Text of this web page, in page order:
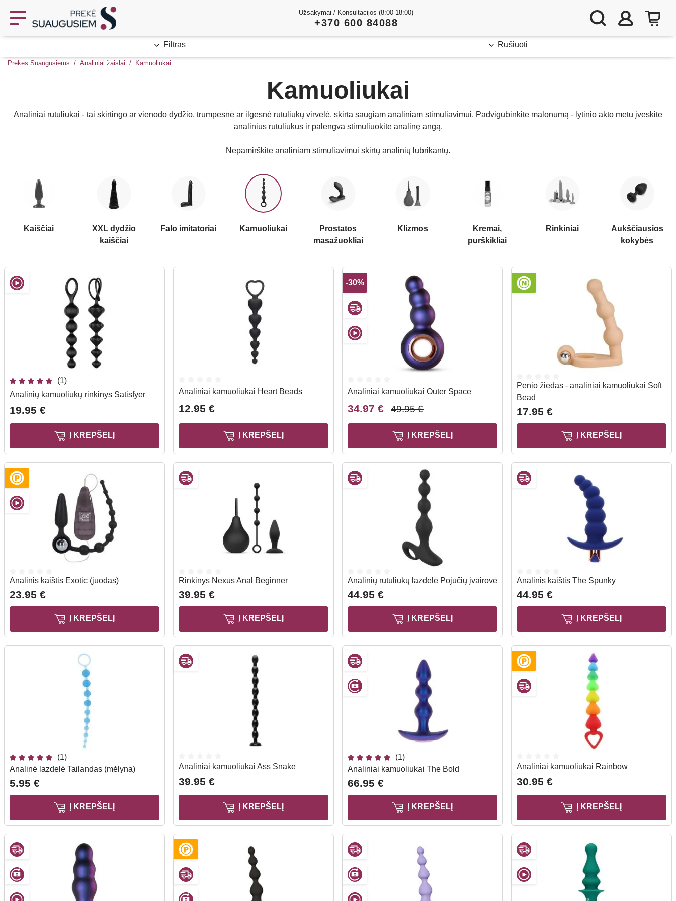
Užsakymai / Konsultacijos (8:00-18:00)
+370 600 84088
Prekės Suaugusiems Analiniai žaislai Kamuoliukai
Filtras Rūšiuoti
Kamuoliukai
Analiniai rutuliukai - tai skirtingo ar vienodo dydžio, trumpesnė ar ilgesnė rutuliukų virvelė, skirta saugiam analiniam stimuliavimui. Padvigubinkite malonumą - lytinio akto metu įveskite
analinius rutuliukus ir palengva stimuliuokite analinę angą.
Nepamirškite analiniam stimuliavimui skirtų analinių lubrikantų.
Kaiščiai
XXL dydžio
kaiščiai
Falo imitatoriai Kamuoliukai
Prostatos
masažuokliai
Klizmos
Kremai,
purškikliai
Rinkiniai
Aukščiausios
kokybės
(1)
Analinių kamuoliukų rinkinys Satisfyer
19.95 €
Į KREPŠELĮ
Analiniai kamuoliukai Heart Beads
12.95 €
Į KREPŠELĮ
-30%
Analiniai kamuoliukai Outer Space
34.97 € 49.95 €
Į KREPŠELĮ
Penio žiedas - analiniai kamuoliukai Soft
Bead
17.95 €
Į KREPŠELĮ
Analinis kaištis Exotic (juodas)
23.95 €
Į KREPŠELĮ
Rinkinys Nexus Anal Beginner
39.95 €
Į KREPŠELĮ
Analinių rutuliukų lazdelė Pojūčių įvairovė
44.95 €
Į KREPŠELĮ
Analinis kaištis The Spunky
44.95 €
Į KREPŠELĮ
(1)
Analinė lazdelė Tailandas (mėlyna)
5.95 €
Į KREPŠELĮ
Analiniai kamuoliukai Ass Snake
39.95 €
Į KREPŠELĮ
(1)
Analiniai kamuoliukai The Bold
66.95 €
Į KREPŠELĮ
Analiniai kamuoliukai Rainbow
30.95 €
Į KREPŠELĮ